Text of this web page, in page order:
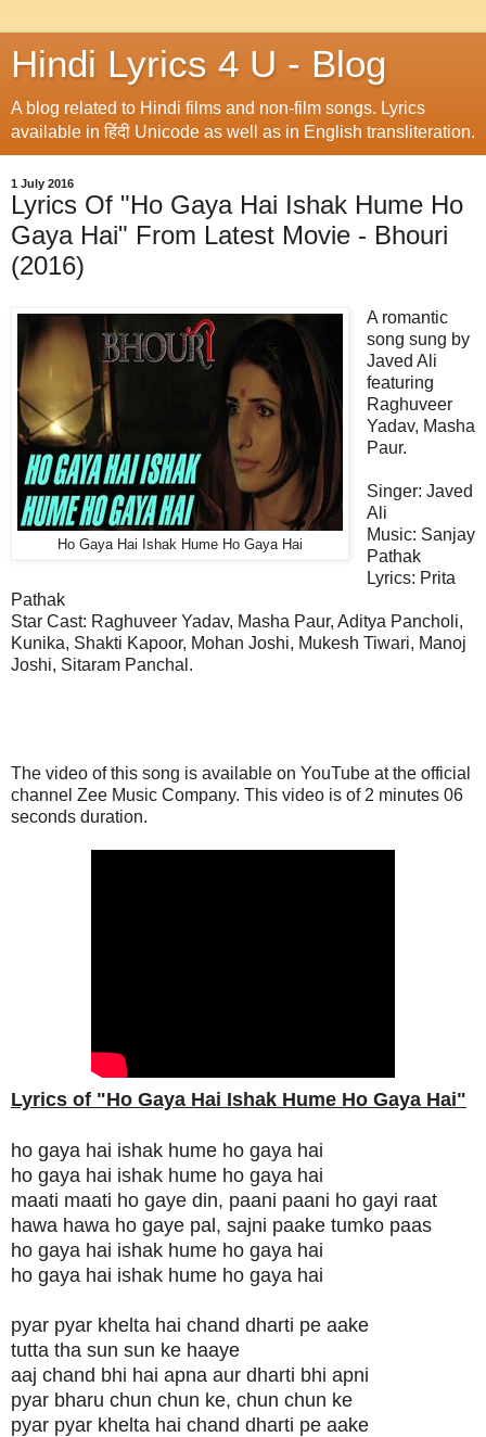
Hindi Lyrics 4 U - Blog
A blog related to Hindi films and non-film songs. Lyrics
available in हिंदी Unicode as well as in English transliteration.
1 July 2016
Lyrics Of "Ho Gaya Hai Ishak Hume Ho
Gaya Hai" From Latest Movie - Bhouri
(2016)
Ho Gaya Hai Ishak Hume Ho Gaya Hai
A romantic
song sung by
Javed Ali
featuring
Raghuveer
Yadav, Masha
Paur.
Singer: Javed
Ali
Music: Sanjay
Pathak
Lyrics: Prita
Pathak
Star Cast: Raghuveer Yadav, Masha Paur, Aditya Pancholi,
Kunika, Shakti Kapoor, Mohan Joshi, Mukesh Tiwari, Manoj
Joshi, Sitaram Panchal.
The video of this song is available on YouTube at the official
channel Zee Music Company. This video is of 2 minutes 06
seconds duration.
Lyrics of "Ho Gaya Hai Ishak Hume Ho Gaya Hai"
ho gaya hai ishak hume ho gaya hai
ho gaya hai ishak hume ho gaya hai
maati maati ho gaye din, paani paani ho gayi raat
hawa hawa ho gaye pal, sajni paake tumko paas
ho gaya hai ishak hume ho gaya hai
ho gaya hai ishak hume ho gaya hai
pyar pyar khelta hai chand dharti pe aake
tutta tha sun sun ke haaye
aaj chand bhi hai apna aur dharti bhi apni
pyar bharu chun chun ke, chun chun ke
pyar pyar khelta hai chand dharti pe aake